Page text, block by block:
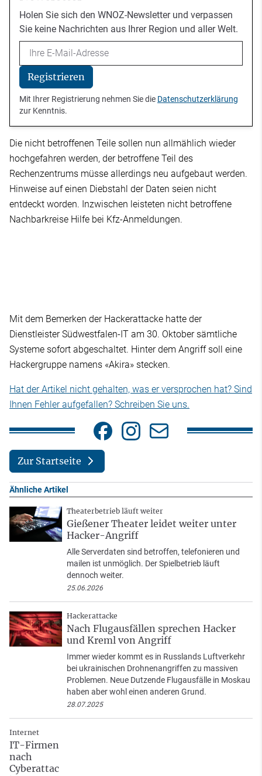
Holen Sie sich den WNOZ-Newsletter und verpassen
Sie keine Nachrichten aus Ihrer Region und aller Welt.
Email
Registrieren
Mit Ihrer Registrierung nehmen Sie die Datenschutzerklärung
zur Kenntnis.
Die nicht betroffenen Teile sollen nun allmählich wieder
hochgefahren werden, der betroffene Teil des
Rechenzentrums müsse allerdings neu aufgebaut werden.
Hinweise auf einen Diebstahl der Daten seien nicht
entdeckt worden. Inzwischen leisteten nicht betroffene
Nachbarkreise Hilfe bei Kfz-Anmeldungen.
Mit dem Bemerken der Hackerattacke hatte der
Dienstleister Südwestfalen-IT am 30. Oktober sämtliche
Systeme sofort abgeschaltet. Hinter dem Angriff soll eine
Hackergruppe namens «Akira» stecken.
Hat der Artikel nicht gehalten, was er versprochen hat? Sind
Ihnen Fehler aufgefallen? Schreiben Sie uns.
Zur Startseite
Ähnliche Artikel
Theaterbetrieb läuft weiter
Gießener Theater leidet weiter unter
Hacker-Angriff
Alle Serverdaten sind betroffen, telefonieren und
mailen ist unmöglich. Der Spielbetrieb läuft
dennoch weiter.
25.06.2026
Hackerattacke
Nach Flugausfällen sprechen Hacker
und Kreml von Angriff
Immer wieder kommt es in Russlands Luftverkehr
bei ukrainischen Drohnenangriffen zu massiven
Problemen. Neue Dutzende Flugausfälle in Moskau
haben aber wohl einen anderen Grund.
28.07.2025
Internet
IT-Firmen
nach
Cyberattac